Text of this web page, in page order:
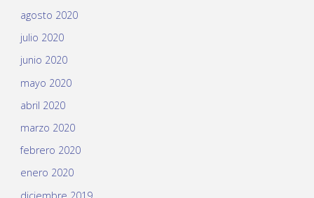
agosto 2020
julio 2020
junio 2020
mayo 2020
abril 2020
marzo 2020
febrero 2020
enero 2020
diciembre 2019